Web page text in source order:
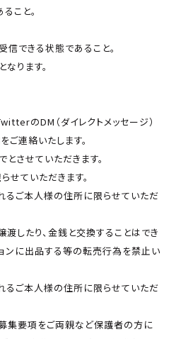
こと。
信できる状態であること。
ります。
のDM（ダイレクトメッセージ）
ご連絡いたします。
させていただきます。
ていただきます。
ご本人様の住所に限らせていただ
したり、金銭と交換することはでき
ンに出品する等の転売行為を禁止い
ご本人様の住所に限らせていただ
集要項をご両親など保護者の方に